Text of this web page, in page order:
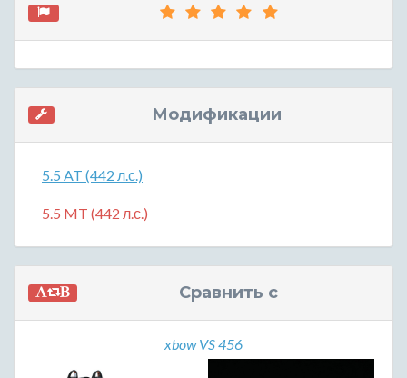
Модификации
5.5 AT (442 л.с.)
5.5 MT (442 л.с.)
Сравнить с
xbow VS 456